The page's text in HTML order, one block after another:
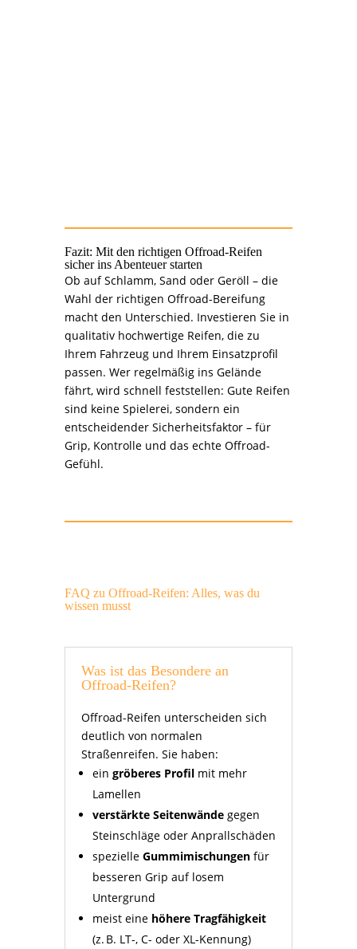
Fazit: Mit den richtigen Offroad-Reifen
sicher ins Abenteuer starten
Ob auf Schlamm, Sand oder Geröll – die
Wahl der richtigen Offroad-Bereifung
macht den Unterschied. Investieren Sie in
qualitativ hochwertige Reifen, die zu
Ihrem Fahrzeug und Ihrem Einsatzprofil
passen. Wer regelmäßig ins Gelände
fährt, wird schnell feststellen: Gute Reifen
sind keine Spielerei, sondern ein
entscheidender Sicherheitsfaktor – für
Grip, Kontrolle und das echte Offroad-
Gefühl.
FAQ zu Offroad-Reifen: Alles, was du
wissen musst
Was ist das Besondere an
Offroad-Reifen?
Offroad-Reifen unterscheiden sich
deutlich von normalen
Straßenreifen. Sie haben:
ein gröberes Profilmit mehr
Lamellen
verstärkte Seitenwändegegen
Steinschläge oder Anprallschäden
spezielle Gummimischungenfür
besseren Grip auf losem
Untergrund
meist eine höhere Tragfähigkeit
(z. B. LT-, C- oder XL-Kennung)